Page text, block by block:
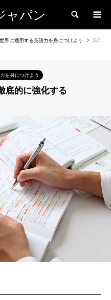
ャパン 検索
界に通用する英語力を身につけよう
第2
を身につけよう
底的に強化する